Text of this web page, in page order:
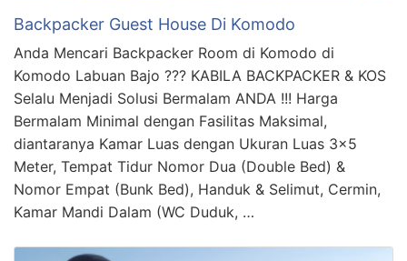
Backpacker Guest House Di Komodo
Anda Mencari Backpacker Room di Komodo di
Komodo Labuan Bajo ??? KABILA BACKPACKER & KOS
Selalu Menjadi Solusi Bermalam ANDA !!! Harga
Bermalam Minimal dengan Fasilitas Maksimal,
diantaranya Kamar Luas dengan Ukuran Luas 3×5
Meter, Tempat Tidur Nomor Dua (Double Bed) &
Nomor Empat (Bunk Bed), Handuk & Selimut, Cermin,
Kamar Mandi Dalam (WC Duduk, …